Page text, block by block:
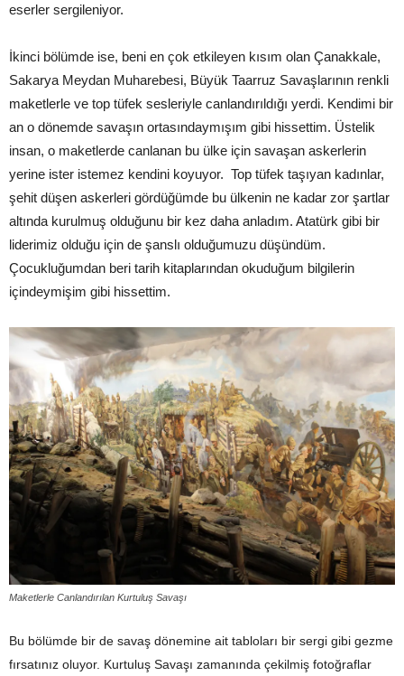
eserler sergileniyor.
İkinci bölümde ise, beni en çok etkileyen kısım olan Çanakkale,
Sakarya Meydan Muharebesi, Büyük Taarruz Savaşlarının renkli
maketlerle ve top tüfek sesleriyle canlandırıldığı yerdi. Kendimi bir
an o dönemde savaşın ortasındaymışım gibi hissettim. Üstelik
insan, o maketlerde canlanan bu ülke için savaşan askerlerin
yerine ister istemez kendini koyuyor. Top tüfek taşıyan kadınlar,
şehit düşen askerleri gördüğümde bu ülkenin ne kadar zor şartlar
altında kurulmuş olduğunu bir kez daha anladım. Atatürk gibi bir
liderimiz olduğu için de şanslı olduğumuzu düşündüm.
Çocukluğumdan beri tarih kitaplarından okuduğum bilgilerin
içindeymişim gibi hissettim.
Maketlerle Canlandırılan Kurtuluş Savaşı
Bu bölümde bir de savaş dönemine ait tabloları bir sergi gibi gezme
fırsatınız oluyor. Kurtuluş Savaşı zamanında çekilmiş fotoğraflar